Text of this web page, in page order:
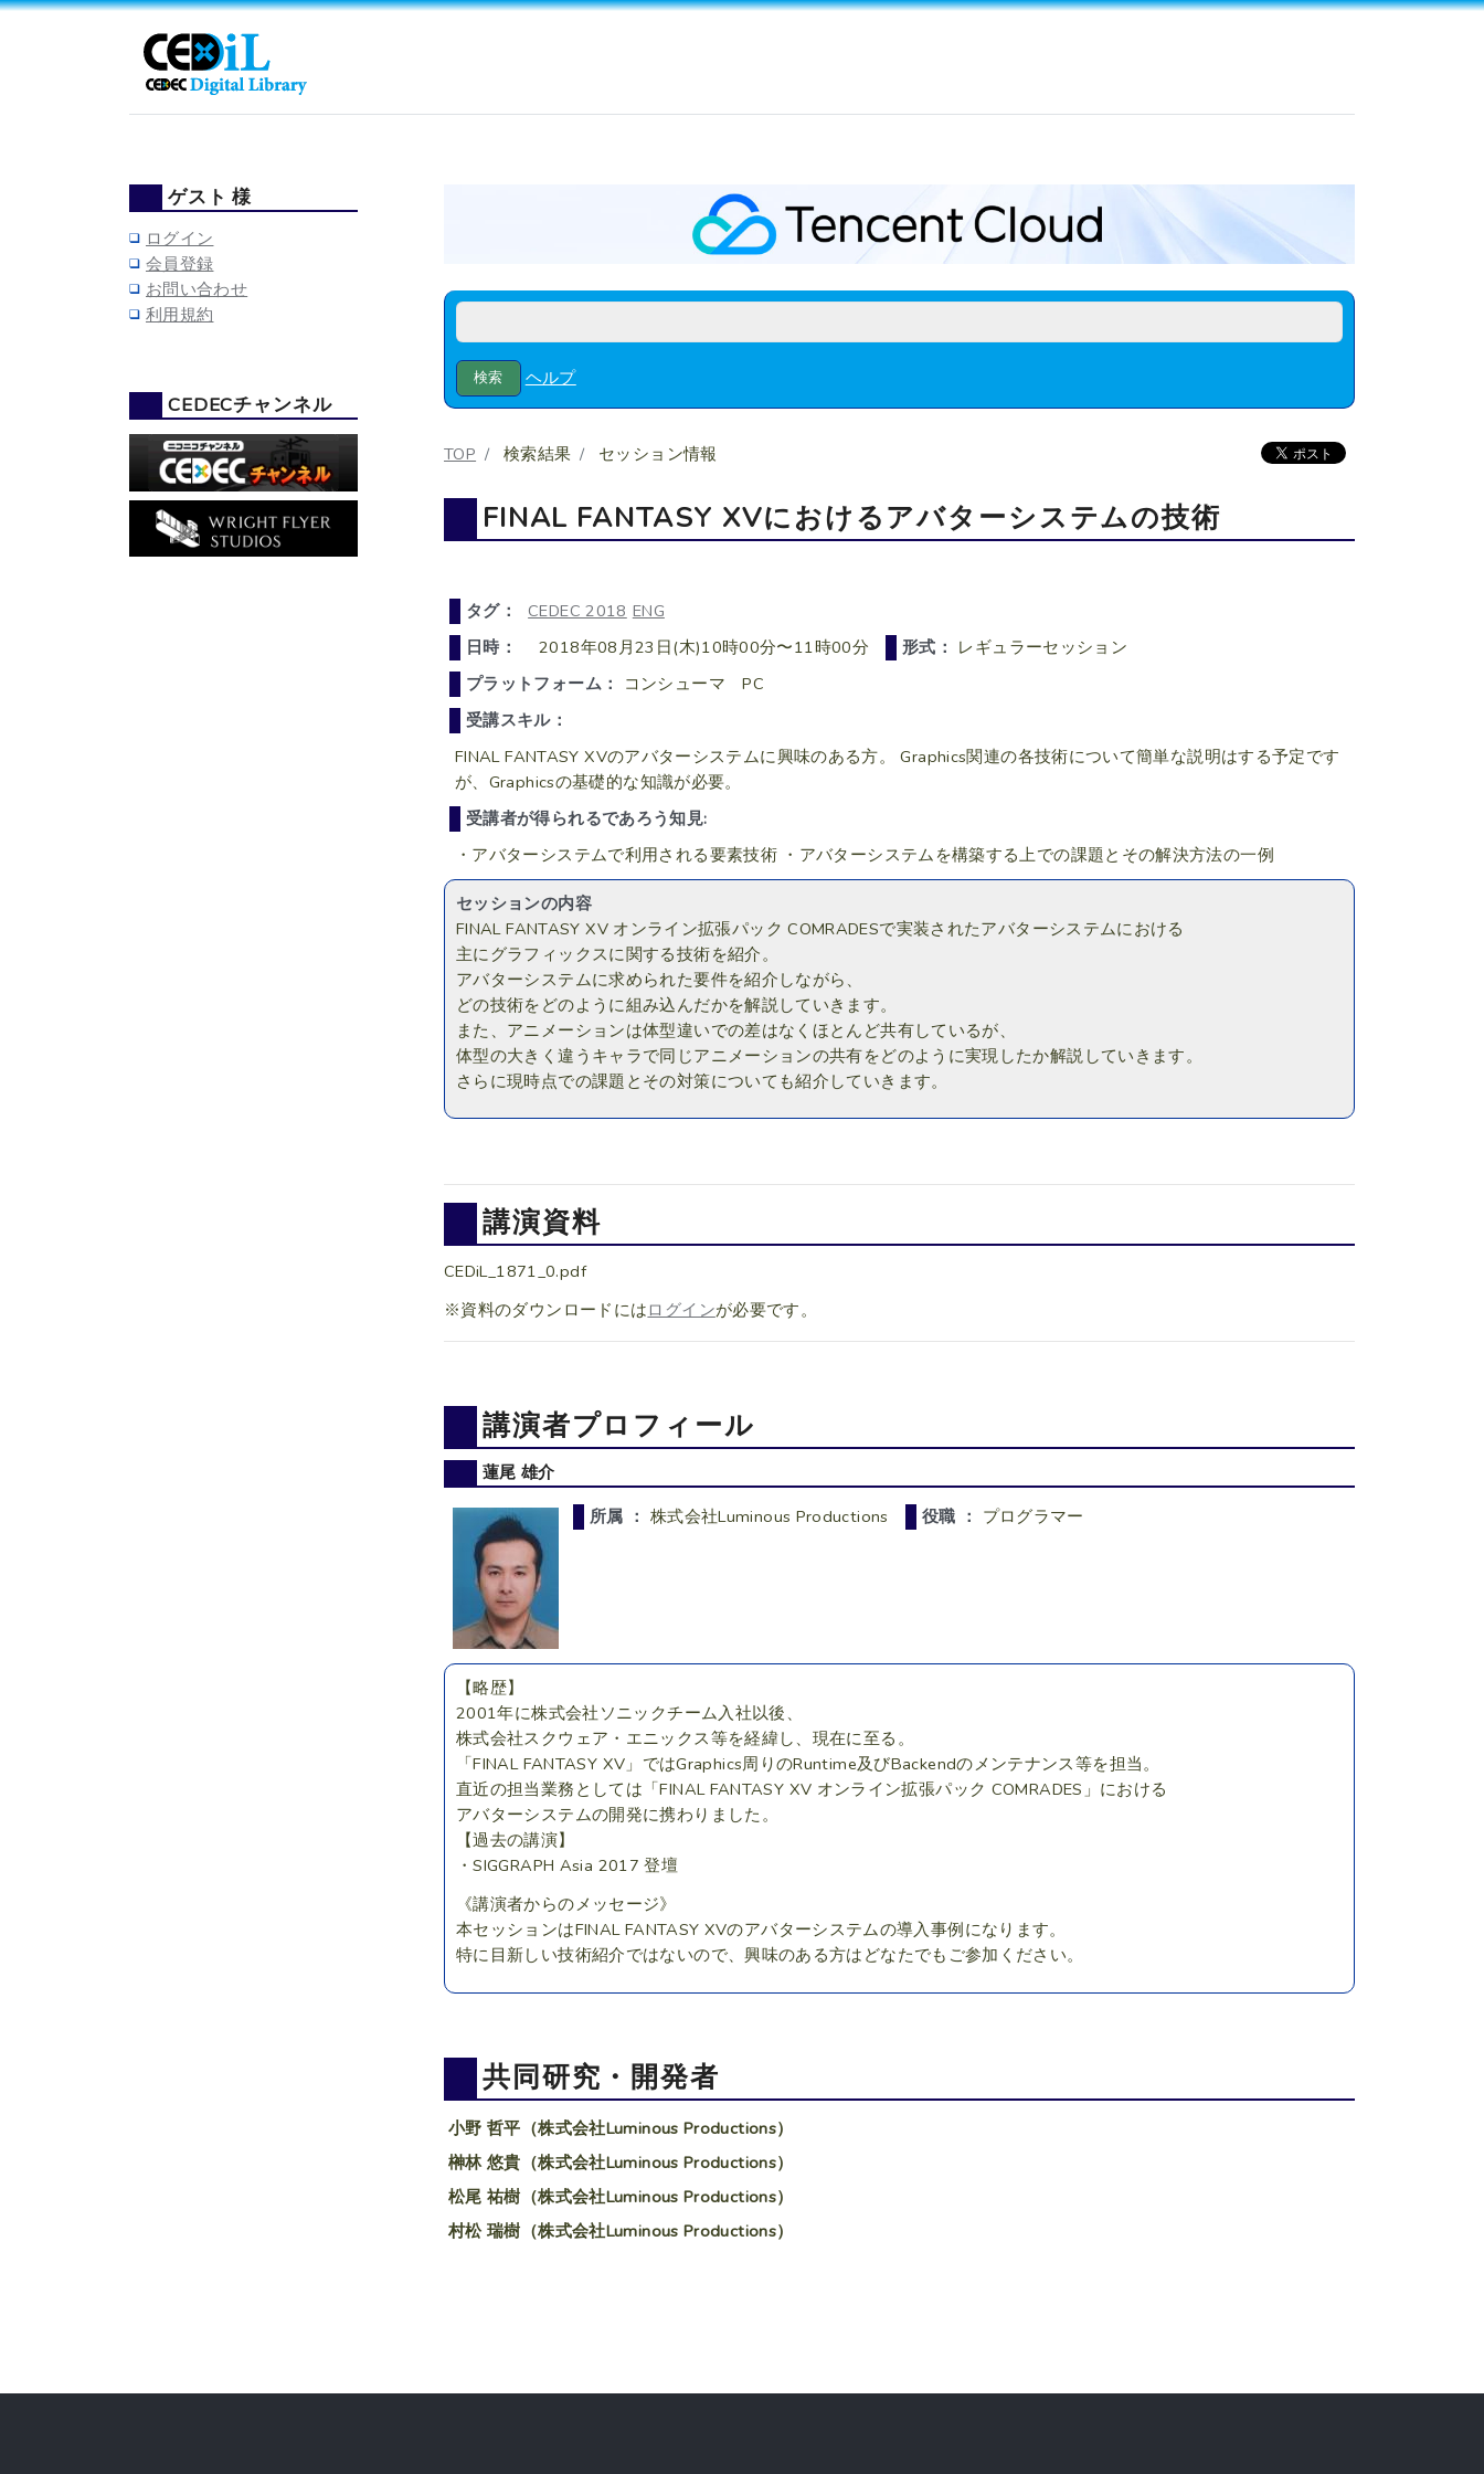
ヘルプ
TOP 検索結果 セッション情報
FINAL FANTASY XVにおけるアバターシステムの技術
タグ： CEDEC 2018 ENG
日時：
2018年08月23日(木)10時00分〜11時00分 形式： レギュラーセッション
プラットフォーム：
コンシューマ PC
受講スキル：
FINAL FANTASY XVのアバターシステムに興味のある方。 Graphics関連の各技術について簡単な説明はする予定です
が、Graphicsの基礎的な知識が必要。​
受講者が得られるであろう知見:
・アバターシステムで利用される要素技術 ・アバターシステムを構築する上での課題とその解決方法の一例​
セッションの内容
FINAL FANTASY XV オンライン拡張パック COMRADESで実装されたアバターシステムにおける
主にグラフィックスに関する技術を紹介。
アバターシステムに求められた要件を紹介しながら、
どの技術をどのように組み込んだかを解説していきます。
また、アニメーションは体型違いでの差はなくほとんど共有しているが、
体型の大きく違うキャラで同じアニメーションの共有をどのように実現したか解説していきます。
さらに現時点での課題とその対策についても紹介していきます。
講演資料
CEDiL_1871_0.pdf
※資料のダウンロードには ログインが必要です。
講演者プロフィール
蓮尾 雄介
所属 ： 株式会社Luminous Productions 役職 ： プログラマー
【略歴】
2001年に株式会社ソニックチーム入社以後、
株式会社スクウェア・エニックス等を経緯し、現在に至る。
「FINAL FANTASY XV」ではGraphics周りのRuntime及びBackendのメンテナンス等を担当。
直近の担当業務としては「FINAL FANTASY XV オンライン拡張パック COMRADES」における
アバターシステムの開発に携わりました。
【過去の講演】
・SIGGRAPH Asia 2017 登壇
《講演者からのメッセージ》
本セッションはFINAL FANTASY XVのアバターシステムの導入事例になります。
特に目新しい技術紹介ではないので、興味のある方はどなたでもご参加ください。
共同研究・開発者
小野 哲平（株式会社Luminous Productions）
榊林 悠貴（株式会社Luminous Productions）
松尾 祐樹（株式会社Luminous Productions）
村松 瑞樹（株式会社Luminous Productions）
ゲスト 様
ログイン
会員登録
お問い合わせ
利用規約
CEDECチャンネル